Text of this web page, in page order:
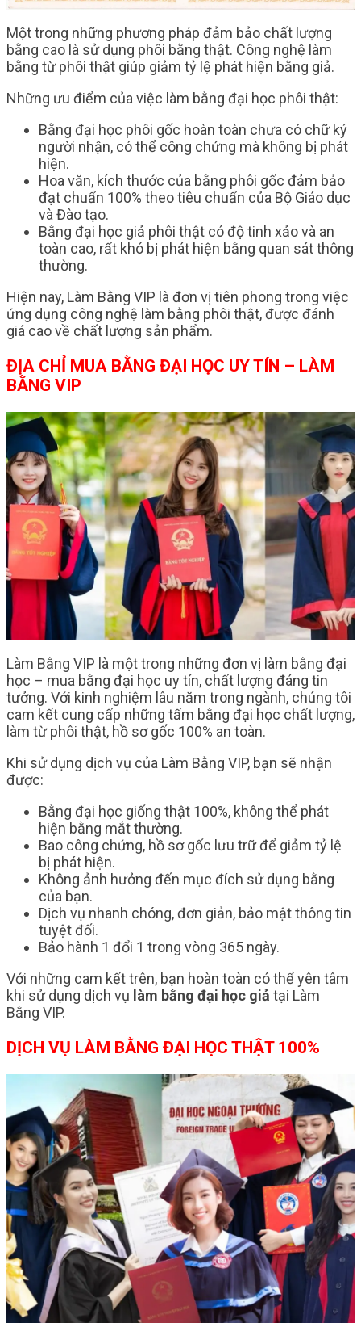
Một trong những phương pháp đảm bảo chất lượng
bằng cao là sử dụng phôi bằng thật. Công nghệ làm
bằng từ phôi thật giúp giảm tỷ lệ phát hiện bằng giả.
Những ưu điểm của việc làm bằng đại học phôi thật:
Bằng đại học phôi gốc hoàn toàn chưa có chữ ký
người nhận, có thể công chứng mà không bị phát
hiện.
Hoa văn, kích thước của bằng phôi gốc đảm bảo
đạt chuẩn 100% theo tiêu chuẩn của Bộ Giáo dục
và Đào tạo.
Bằng đại học giả phôi thật có độ tinh xảo và an
toàn cao, rất khó bị phát hiện bằng quan sát thông
thường.
Hiện nay, Làm Bằng VIP là đơn vị tiên phong trong việc
ứng dụng công nghệ làm bằng phôi thật, được đánh
giá cao về chất lượng sản phẩm.
ĐỊA CHỈ MUA BẰNG ĐẠI HỌC UY TÍN – LÀM
BẰNG VIP
Làm Bằng VIP là một trong những đơn vị làm bằng đại
học – mua bằng đại học uy tín, chất lượng đáng tin
tưởng. Với kinh nghiệm lâu năm trong ngành, chúng tôi
cam kết cung cấp những tấm bằng đại học chất lượng,
làm từ phôi thật, hồ sơ gốc 100% an toàn.
Khi sử dụng dịch vụ của Làm Bằng VIP, bạn sẽ nhận
được:
Bằng đại học giống thật 100%, không thể phát
hiện bằng mắt thường.
Bao công chứng, hồ sơ gốc lưu trữ để giảm tỷ lệ
bị phát hiện.
Không ảnh hưởng đến mục đích sử dụng bằng
của bạn.
Dịch vụ nhanh chóng, đơn giản, bảo mật thông tin
tuyệt đối.
Bảo hành 1 đổi 1 trong vòng 365 ngày.
Với những cam kết trên, bạn hoàn toàn có thể yên tâm
khi sử dụng dịch vụ làm bằng đại học giả tại Làm
Bằng VIP.
DỊCH VỤ LÀM BẰNG ĐẠI HỌC THẬT 100%